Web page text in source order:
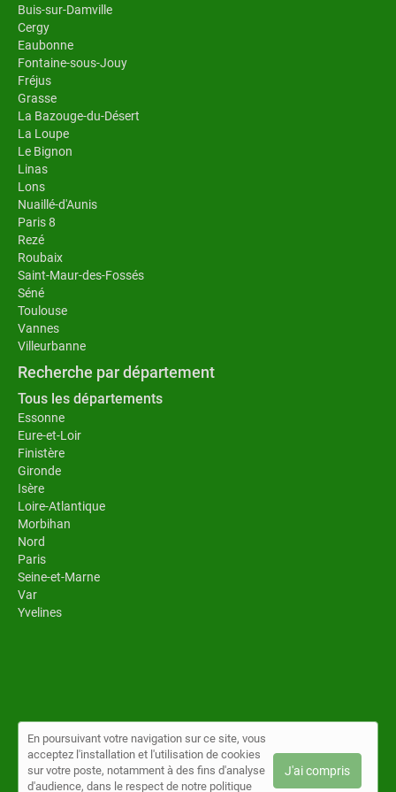
Buis-sur-Damville
Cergy
Eaubonne
Fontaine-sous-Jouy
Fréjus
Grasse
La Bazouge-du-Désert
La Loupe
Le Bignon
Linas
Lons
Nuaillé-d'Aunis
Paris 8
Rezé
Roubaix
Saint-Maur-des-Fossés
Séné
Toulouse
Vannes
Villeurbanne
Recherche par département
Tous les départements
Essonne
Eure-et-Loir
Finistère
Gironde
Isère
Loire-Atlantique
Morbihan
Nord
Paris
Seine-et-Marne
Var
Yvelines
© Toiture au top 2026 | Plan du site|Mon compte |
Contact
Conditions générales d'utilisation|Politique de confidentialité
En poursuivant votre navigation sur ce site, vous
acceptez l'installation et l'utilisation de cookies
sur votre poste, notamment à des fins d'analyse
d'audience, dans le respect de notre politique
J'ai compris